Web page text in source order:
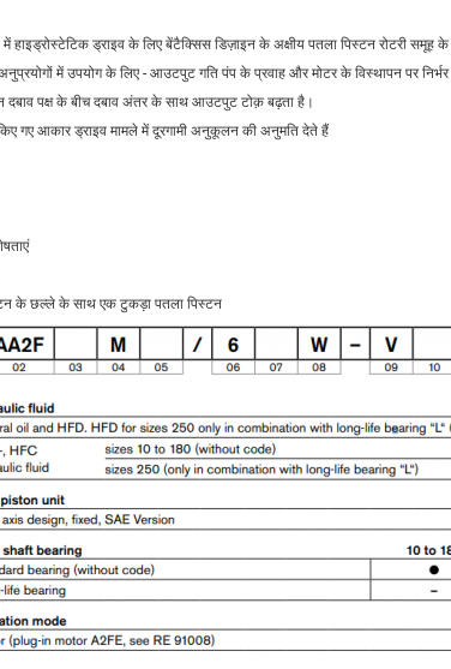
हाइड्रोस्टेटिक ड्राइव के लिए बेंटैक्सिस डिज़ाइन के अक्षीय पतला पिस्टन रोटरी समूह
में उपयोग के लिए - आउटपुट गति पंप के प्रवाह और मोटर के विस्थापन पर निर्भर
दबाव पक्ष के बीच दबाव अंतर के साथ आउटपुट टोक़ बढ़ता है।
गए आकार ड्राइव मामले में दूरगामी अनुकूलन की अनुमति देते हैं
के छल्ले के साथ एक टुकड़ा पतला पिस्टन